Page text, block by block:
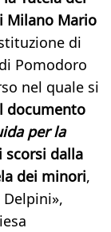
Milano Mario
di
Pomodoro
nel quale si
documento
per la
dalla
dei minori,